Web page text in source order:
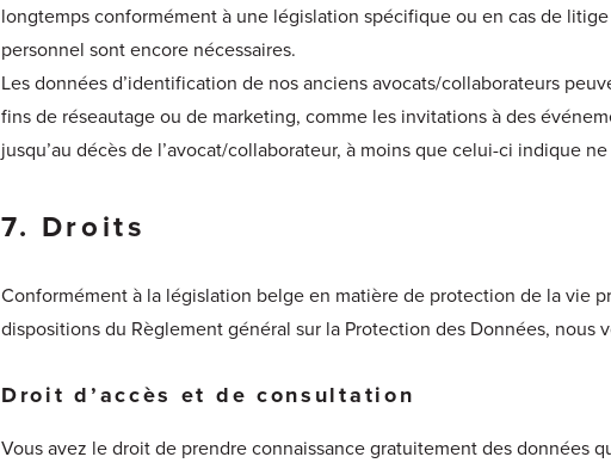
longtemps conformément à une législation spécifique ou en cas de
personnel sont encore nécessaires.
Les données d’identification de nos anciens avocats/collaborateurs
fins de réseautage ou de marketing, comme les invitations à des
jusqu’au décès de l’avocat/collaborateur, à moins que celui-ci indique
7. Droits
Conformément à la législation belge en matière de protection de la vie
dispositions du Règlement général sur la Protection des Données, nous
Droit d’accès et de consultation
Vous avez le droit de prendre connaissance gratuitement des données